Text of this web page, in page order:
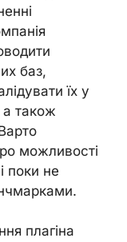
баз,
їх у
також
можливості
поки не
плагіна